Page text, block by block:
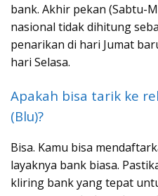
bank. Akhir pekan (Sabtu-
nasional tidak dihitung
penarikan di hari Jumat
hari Selasa.
Apakah bisa tarik ke
(Blu)?
Bisa. Kamu bisa
layaknya bank biasa.
kliring bank yang tepat